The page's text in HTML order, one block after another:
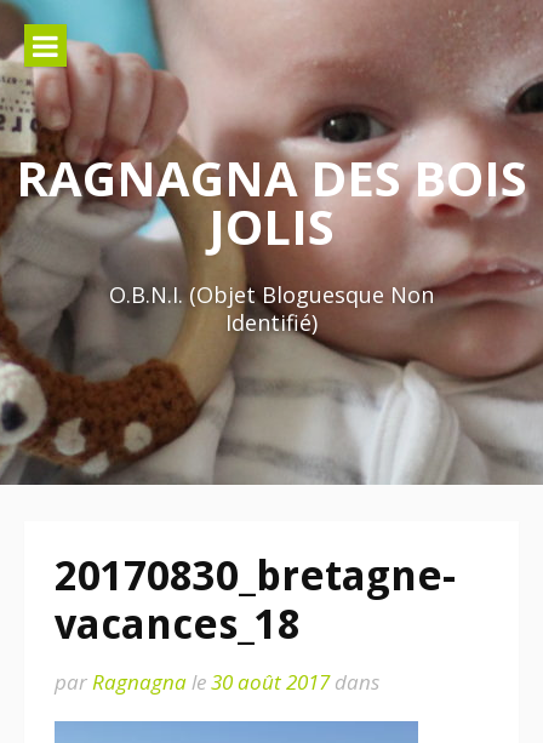
Aller
contenu
RAGNAGNA DES BOIS
JOLIS
O.B.N.I. (Objet Bloguesque Non
Identifié)
20170830_bretagne-
vacances_18
parRagnagnale30 août 2017dans